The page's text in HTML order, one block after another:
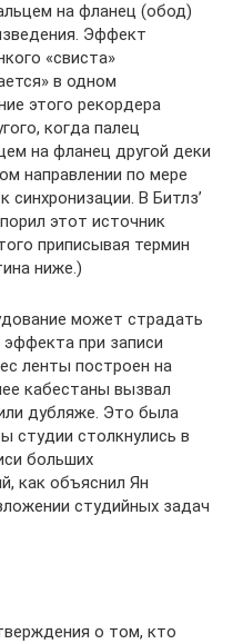
на фланец (обод)
Эффект
«свиста»
в одном
этого рекордера
когда палец
на фланец другой деки
направлении по мере
синхронизации. В Битлз’
этот источник
приписывая термин
ниже.)
может страдать
при записи
ленты построен на
кабестаны вызвал
дубляже. Это была
студии столкнулись в
больших
как объяснил Ян
студийных задач
о том, кто